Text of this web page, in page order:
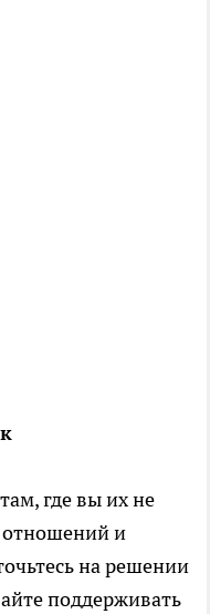
где вы их не
отношений и
на решении
поддерживать